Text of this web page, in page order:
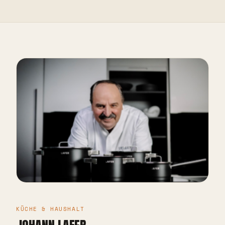
KÜCHE & HAUSHALT